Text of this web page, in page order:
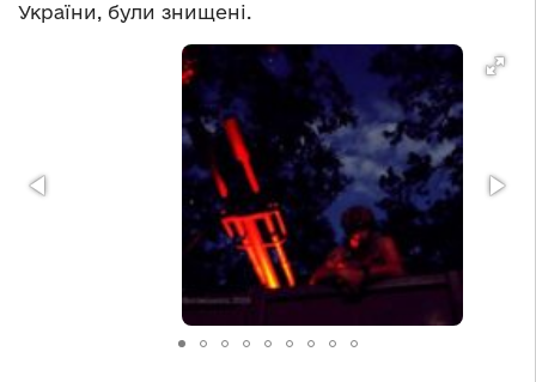
України, були знищені.